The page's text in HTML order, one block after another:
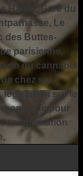
Halles, Gare du
Le
des Buttes-
parisienne,
du cannabis
chez soi,
législation sur le
amende pour